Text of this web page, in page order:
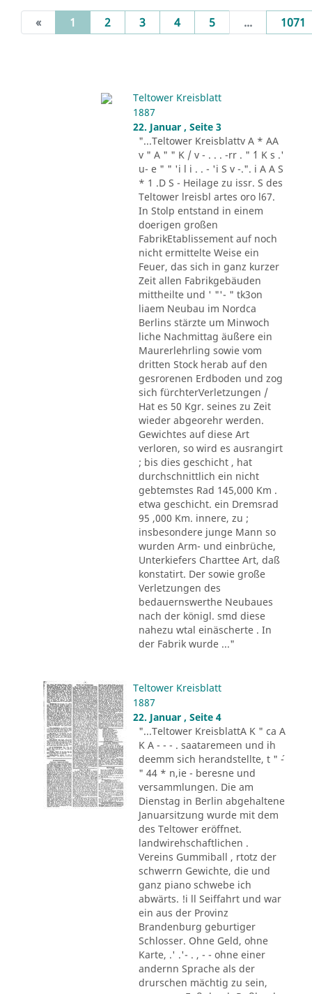
« 1 (current)
2 3 4 5 ... 1071
Teltower Kreisblatt
1887
22. Januar , Seite 3
"...Teltower Kreisblattv A * AA
v " A " " K / v - . . . -rr . " ´1 K s .'
u- e " " 'i l i . . - 'i S v -.". i A A S
* 1 .D S - Heilage zu issr. S des
Teltower lreisbl artes oro l67.
In Stolp entstand in einem
doerigen großen
FabrikEtablissement auf noch
nicht ermittelte Weise ein
Feuer, das sich in ganz kurzer
Zeit allen Fabrikgebäuden
mittheilte und ' "'- " tk3on
liaem Neubau im Nordca
Berlins stärzte um Minwoch
liche Nachmittag äußere ein
Maurerlehrling sowie vom
dritten Stock herab auf den
gesrorenen Erdboden und zog
sich fürchterVerletzungen /
Hat es 50 Kgr. seines zu Zeit
wieder abgeorehr werden.
Gewichtes auf diese Art
verloren, so wird es ausrangirt
; bis dies geschicht , hat
durchschnittlich ein nicht
gebtemstes Rad 145,000 Km .
etwa geschicht. ein Dremsrad
95 ,000 Km. innere, zu ;
insbesondere junge Mann so
wurden Arm- und einbrüche,
Unterkiefers Charttee Art, daß
konstatirt. Der sowie große
Verletzungen des
bedauernswerthe Neubaues
nach der königl. smd diese
nahezu wtal einäscherte . In
der Fabrik wurde ..."
Teltower Kreisblatt
1887
22. Januar , Seite 4
"...Teltower KreisblattA K " ca A
K A - - - . saataremeen und ih
deemm sich herandstellte, t " ´-
" 44 * n,ie - beresne und
versammlungen. Die am
Dienstag in Berlin abgehaltene
Januarsitzung wurde mit dem
des Teltower eröffnet.
landwirehschaftlichen .
Vereins Gummiball , rtotz der
schwerrn Gewichte, die und
ganz piano schwebe ich
abwärts. !i ll Seiffahrt und war
ein aus der Provinz
Brandenburg geburtiger
Schlosser. Ohne Geld, ohne
Karte, .' .'- . , - - ohne einer
andernn Sprache als der
drurschen mächtig zu sein,